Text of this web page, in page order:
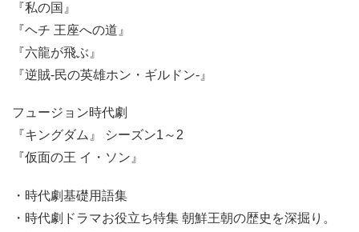
『私の国』
『ヘチ 王座への道』
『六龍が⾶ぶ』
『逆賊-⺠の英雄ホン・ギルドン-』
フュージョン時代劇
『キングダム』 シーズン1～2
『仮面の王 イ・ソン』
・時代劇基礎用語集
・時代劇ドラマお役⽴ち特集 朝鮮王朝の歴史を深掘り。